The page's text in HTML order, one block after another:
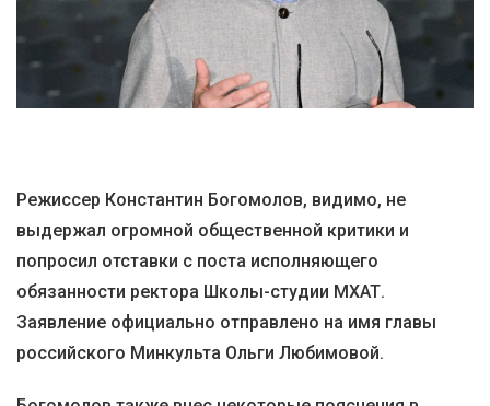
Режиссер Константин Богомолов, видимо, не
выдержал огромной общественной критики и
попросил отставки с поста исполняющего
обязанности ректора Школы-студии МХАТ.
Заявление официально отправлено на имя главы
российского Минкульта Ольги Любимовой.